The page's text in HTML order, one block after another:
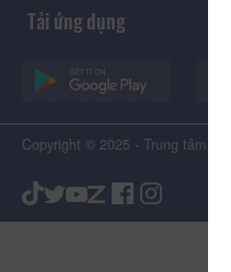
Tải ứng dụng
Copyright © 2025 - Trung tâm